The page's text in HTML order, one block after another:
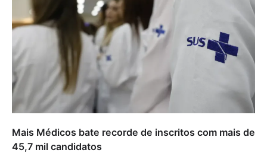
Mais Médicos bate recorde de inscritos com mais de
45,7 mil candidatos